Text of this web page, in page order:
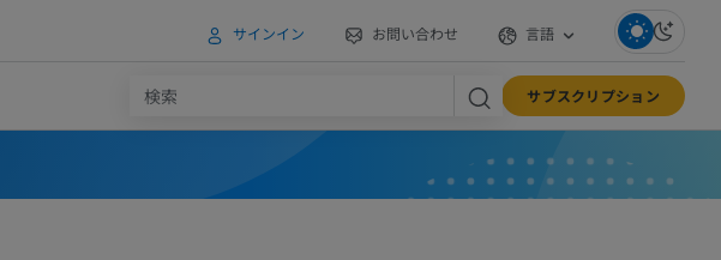
サインイン お問い合わせ 言語
サブスクリプション